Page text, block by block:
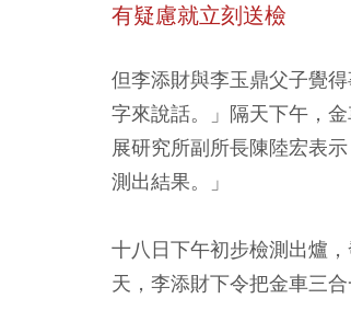
有疑慮就立刻送檢
但李添財與李玉鼎父子覺
字來說話。」隔天下午，
展研究所副所長陳陸宏表
測出結果。」
十八日下午初步檢測出爐
天，李添財下令把金車三